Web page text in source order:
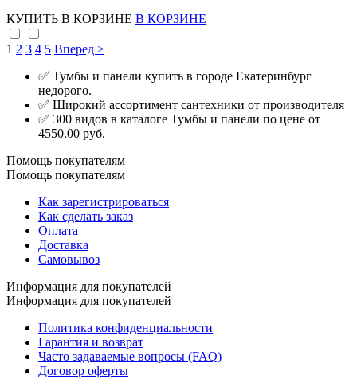
КУПИТЬ В КОРЗИНЕ В КОРЗИНЕ
1 2 3 4 5 Вперед >
✅ Тумбы и панели купить в городе Екатеринбург
недорого.
✅ Широкий ассортимент сантехники от производителя
✅ 300 видов в каталоге Тумбы и панели по цене от
4550.00 руб.
Помощь покупателям
Помощь покупателям
Как зарегистрироваться
Как сделать заказ
Оплата
Доставка
Самовывоз
Информация для покупателей
Информация для покупателей
Политика конфиденциальности
Гарантия и возврат
Часто задаваемые вопросы (FAQ)
Договор оферты